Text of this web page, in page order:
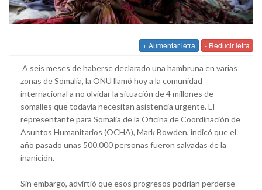
+ Aumentar letra - Reducir letra
A seis meses de haberse declarado una hambruna en varias
zonas de Somalia, la ONU llamó hoy a la comunidad
internacional a no olvidar la situación de 4 millones de
somalíes que todavía necesitan asistencia urgente. El
representante para Somalia de la Oficina de Coordinación de
Asuntos Humanitarios (OCHA), Mark Bowden, indicó que el
año pasado unas 500.000 personas fueron salvadas de la
inanición.
Sin embargo, advirtió que esos progresos podrían perderse